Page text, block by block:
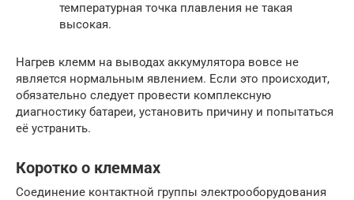
температурная точка плавления не такая
высокая.
Нагрев клемм на выводах аккумулятора вовсе не
является нормальным явлением. Если это происходит,
обязательно следует провести комплексную
диагностику батареи, установить причину и попытаться
её устранить.
Коротко о клеммах
Соединение контактной группы электрооборудования